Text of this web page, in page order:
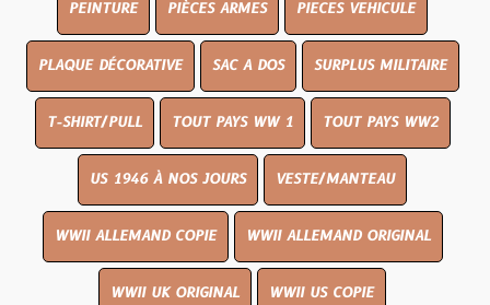
PEINTURE PIÈCES ARMES PIECES VEHICULE
PLAQUE DÉCORATIVE SAC A DOS SURPLUS MILITAIRE
T-SHIRT/PULL TOUT PAYS WW 1 TOUT PAYS WW2
US 1946 À NOS JOURS VESTE/MANTEAU
WWII ALLEMAND COPIE WWII ALLEMAND ORIGINAL
WWII UK ORIGINAL WWII US COPIE